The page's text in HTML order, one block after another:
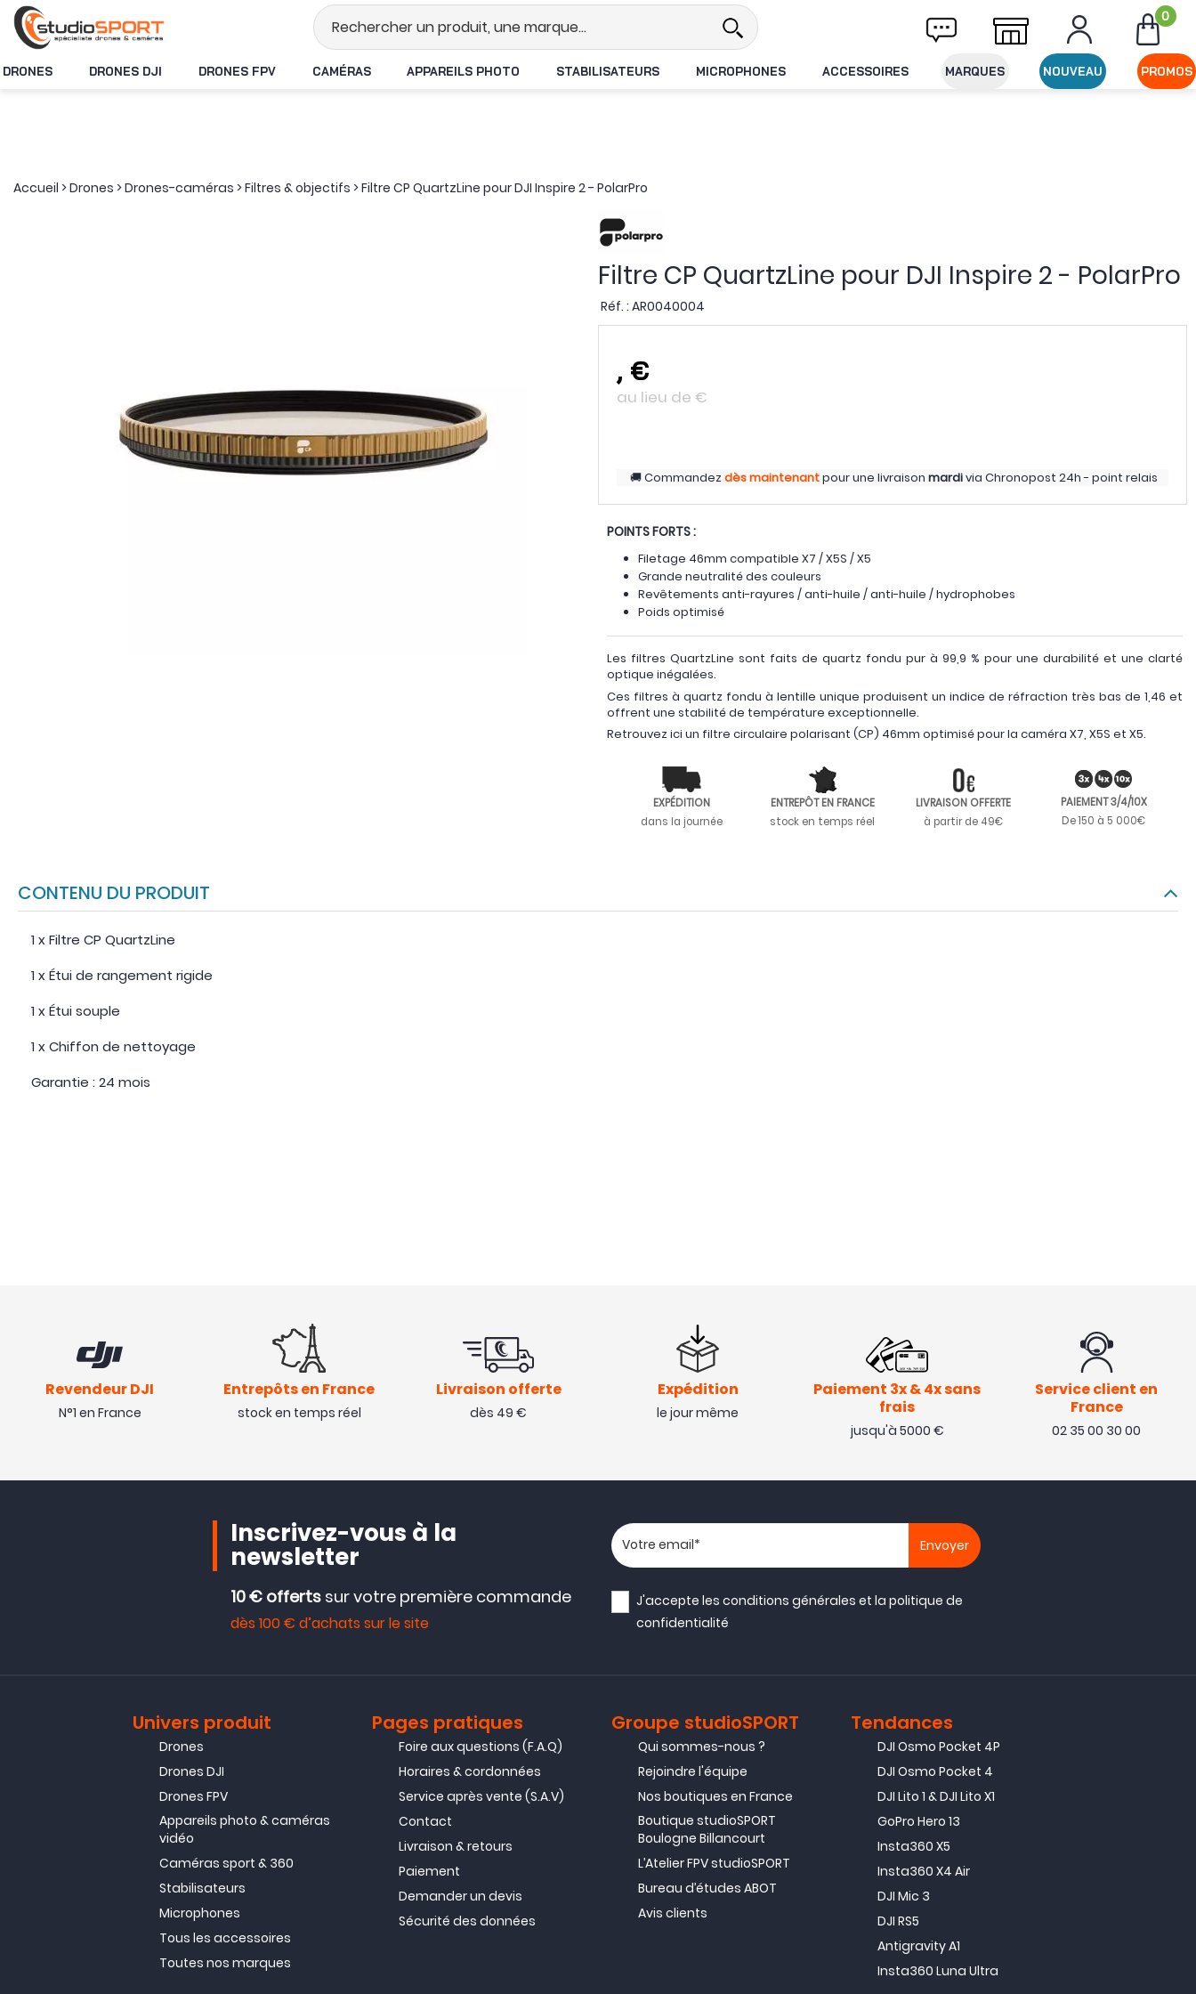
Stock en temps réel Livraison offerte dès 49€ d'achat 0
DRONES DRONES DJI DRONES FPV CAMÉRAS APPAREILS PHOTO STABILISATEURS MICROPHONES ACCESSOIRES MARQUES NOUVEAU PROMOS
Accueil >Drones >Drones-caméras >Filtres & objectifs >Filtre CP QuartzLine pour DJI Inspire 2 - PolarPro
Filtre CP QuartzLine pour DJI Inspire 2 - PolarPro
Réf. : AR0040004
, €
au lieu de €
Commandezdès maintenantpour une livraison mardivia Chronopost 24h - point relais
POINTS FORTS :
Filetage 46mm compatible X7 / X5S / X5
Grande neutralité des couleurs
Revêtements anti-rayures / anti-huile / anti-huile / hydrophobes
Poids optimisé
Les filtres QuartzLine sont faits de quartz fondu pur à 99,9 % pour une durabilité et une clarté
optique inégalées.
Ces filtres à quartz fondu à lentille unique produisent un indice de réfraction très bas de 1,46 et
offrent une stabilité de température exceptionnelle.
Retrouvez ici un filtre circulaire polarisant (CP) 46mm optimisé pour la caméra X7, X5S et X5.
EXPÉDITION
dans la journée
ENTREPÔT EN FRANCE
stock en temps réel
LIVRAISON OFFERTE
à partir de 49€
PAIEMENT 3/4/10X
De 150 à 5 000€
CONTENU DU PRODUIT
1 x Filtre CP QuartzLine
1 x Étui de rangement rigide
1 x Étui souple
1 x Chiffon de nettoyage
Garantie : 24 mois
Revendeur DJI
N°1 en France
Entrepôts en France
stock en temps réel
Livraison offerte
dès 49 €
Expédition
le jour même
Paiement 3x & 4x sans
frais
jusqu'à 5000 €
Service client en
France
02 35 00 30 00
Inscrivez-vous à la
newsletter
10 € offerts sur votre première commande
dès 100 € d’achats sur le site
Votre adresse email
J'accepte lesconditions générales et lapolitique de
confidentialité
Univers produit
Drones
Drones DJI
Drones FPV
Appareils photo & caméras
vidéo
Caméras sport & 360
Stabilisateurs
Microphones
Tous les accessoires
Toutes nos marques
Pages pratiques
Foire aux questions (F.A.Q)
Horaires & cordonnées
Service après vente (S.A.V)
Contact
Livraison & retours
Paiement
Demander un devis
Sécurité des données
Groupe studioSPORT
Qui sommes-nous ?
Rejoindre l'équipe
Nos boutiques en France
Boutique studioSPORT
Boulogne Billancourt
L’Atelier FPV studioSPORT
Bureau d’études ABOT
Avis clients
Tendances
DJI Osmo Pocket 4P
DJI Osmo Pocket 4
DJI Lito 1 & DJI Lito X1
GoPro Hero 13
Insta360 X5
Insta360 X4 Air
DJI Mic 3
DJI RS5
Antigravity A1
Insta360 Luna Ultra